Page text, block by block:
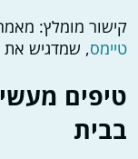
קישור מומלץ: מאמר
טיימס, שמדגיש את
טיפים
בבית